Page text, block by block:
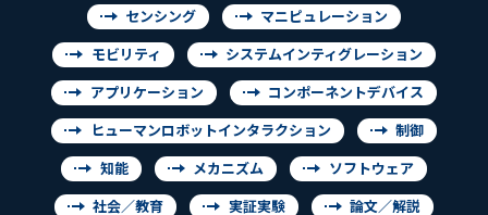
センシング マニピュレーション
モビリティ システムインティグレーション
アプリケーション コンポーネントデバイス
ヒューマンロボットインタラクション 制御
知能 メカニズム ソフトウェア
社会／教育 実証実験 論文／解説